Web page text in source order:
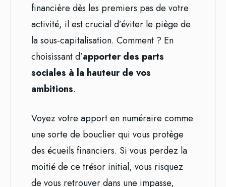
financière dès les premiers pas de votre
activité, il est crucial d’éviter le piège de
la sous-capitalisation. Comment ? En
choisissant d’apporter des parts
sociales à la hauteur de vos
ambitions.
Voyez votre apport en numéraire comme
une sorte de bouclier qui vous protège
des écueils financiers. Si vous perdez la
moitié de ce trésor initial, vous risquez
de vous retrouver dans une impasse,